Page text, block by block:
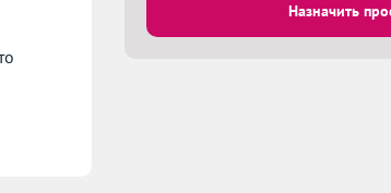
Назначить